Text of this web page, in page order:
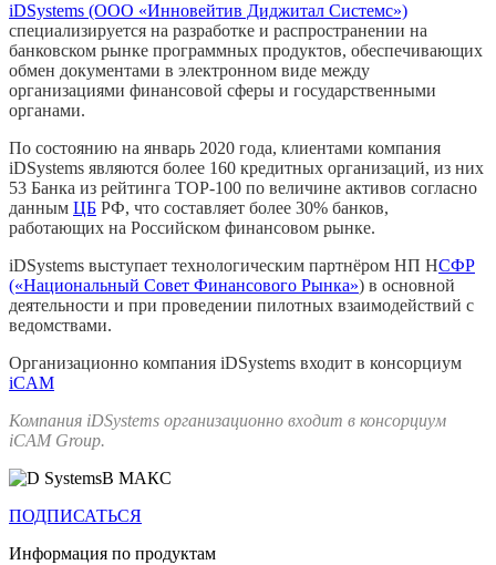
iDSystems (ООО «Инновейтив Диджитал Системс»)
специализируется на разработке и распространении на
банковском рынке программных продуктов, обеспечивающих
обмен документами в электронном виде между
организациями финансовой сферы и государственными
органами.
По состоянию на январь 2020 года, клиентами компания
iDSystems являются более 160 кредитных организаций, из них
53 Банка из рейтинга TOP-100 по величине активов согласно
данным ЦБ РФ, что составляет более 30% банков,
работающих на Российском финансовом рынке.
iDSystems выступает технологическим партнёром НП НСФР
(«Национальный Совет Финансового Рынка») в основной
деятельности и при проведении пилотных взаимодействий с
ведомствами.
Организационно компания iDSystems входит в консорциум
iCAM
Компания iDSystems организационно входит в консорциум
iCAM Group.
В МАКС
ПОДПИСАТЬСЯ
Информация по продуктам